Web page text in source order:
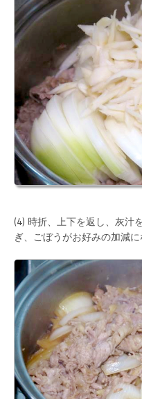
(4) 時折、上下を返し、灰汁
ぎ、ごぼうがお好みの加減